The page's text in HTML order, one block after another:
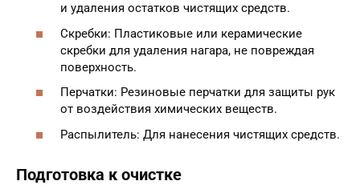
и удаления остатков чистящих средств.
Скребки: Пластиковые или керамические
скребки для удаления нагара, не повреждая
поверхность.
Перчатки: Резиновые перчатки для защиты рук
от воздействия химических веществ.
Распылитель: Для нанесения чистящих средств.
Подготовка к очистке